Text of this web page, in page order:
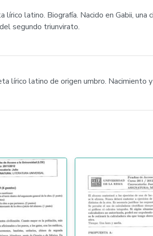
latino. Biografía. Nacido en Gabii, una
segundo triunvirato.
lírico latino de origen umbro. Nacimiento